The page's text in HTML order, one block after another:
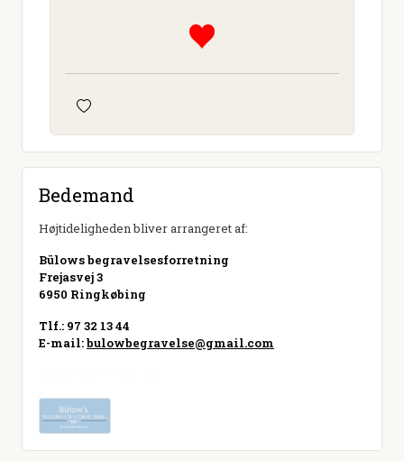
Bedemand
Højtideligheden bliver arrangeret af:
Bülows begravelsesforretning
Frejasvej 3
6950 Ringkøbing
Tlf.: 97 32 13 44
E-mail:bulowbegravelse@gmail.com